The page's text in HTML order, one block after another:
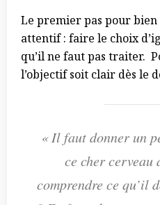
Le premier pas pour bien
attentif : faire le choix
qu’il ne faut pas traiter.
l’objectif soit clair dès le
« Il faut donner un
ce cher cerveau
comprendre ce qu’il